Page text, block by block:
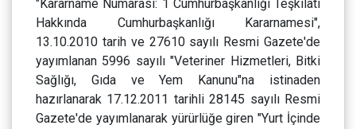
"Kararname Numarası: 1 Cumhurbaşkanlığı Teşkilatı
Hakkında Cumhurbaşkanlığı Kararnamesi",
13.10.2010 tarih ve 27610 sayılı Resmi Gazete'de
yayımlanan 5996 sayılı "Veteriner Hizmetleri, Bitki
Sağlığı, Gıda ve Yem Kanunu"na istinaden
hazırlanarak 17.12.2011 tarihli 28145 sayılı Resmi
Gazete'de yayımlanarak yürürlüğe giren "Yurt İçinde